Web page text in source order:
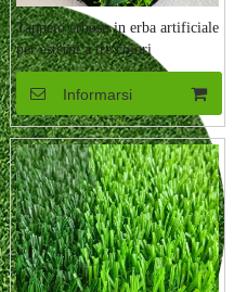
Tappeto erboso in erba artificiale
per esterni a tre colori
Informarsi